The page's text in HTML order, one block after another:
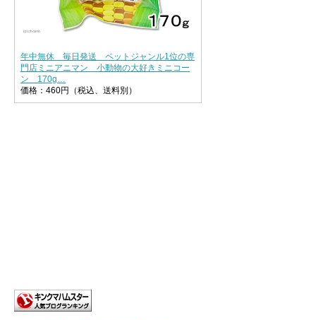
年中無休 毎日発送 ペットジャンル1位の専
門店ミニアニマン 小動物の大好きミニコー
ン 170g…
価格：460円（税込、送料別）